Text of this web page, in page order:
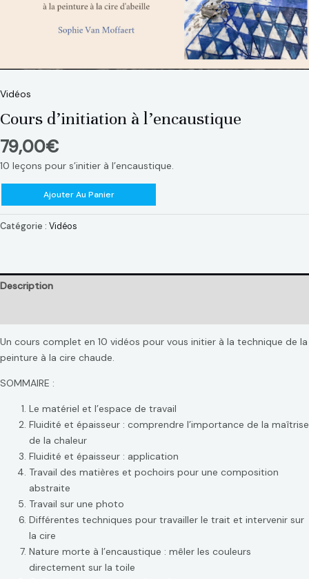
Vidéos
Cours d’initiation à l’encaustique
79,00€
10 leçons pour s’initier à l’encaustique.
Ajouter Au Panier
Catégorie : Vidéos
Description
Un cours complet en 10 vidéos pour vous initier à la technique de la
peinture à la cire chaude.
SOMMAIRE :
Le matériel et l’espace de travail
Fluidité et épaisseur : comprendre l’importance de la maîtrise
de la chaleur
Fluidité et épaisseur : application
Travail des matières et pochoirs pour une composition
abstraite
Travail sur une photo
Différentes techniques pour travailler le trait et intervenir sur
la cire
Nature morte à l’encaustique : mêler les couleurs
directement sur la toile